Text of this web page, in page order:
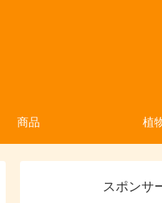
商品 植
スポンサ